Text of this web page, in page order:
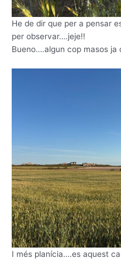
He de dir que per a pensar
per observar….jeje!!
Bueno….algun cop masos
I més planícia….es aquest